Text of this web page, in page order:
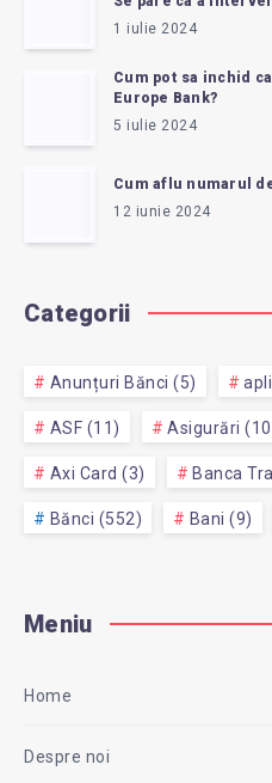
1 iulie 2024
Cum pot sa inchid
Europe Bank?
5 iulie 2024
Cum aflu numarul
12 iunie 2024
Categorii
Anunțuri Bănci (5)
ASF (11) Asigurări
Axi Card (3) Banca
Bănci (552) Bani (9)
Meniu
Home
Despre noi